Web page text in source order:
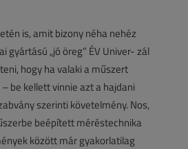
is, amit bizony néha nehéz
gyártású „jó öreg” ÉV Univer- zál
hogy ha valaki a műszert
be kellett vinnie azt a hajdani
szerinti követelmény. Nos,
beépített méréstechnika
között már gyakorlatilag